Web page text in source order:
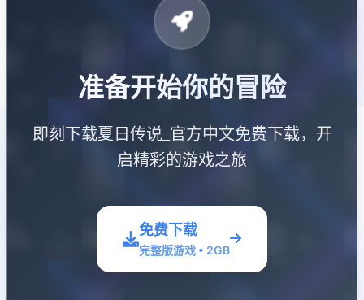
准备开始你的冒险
即刻下载夏日传说_官方中文免费下载，开
启精彩的游戏之旅
免费下载
完整版游戏 • 2GB